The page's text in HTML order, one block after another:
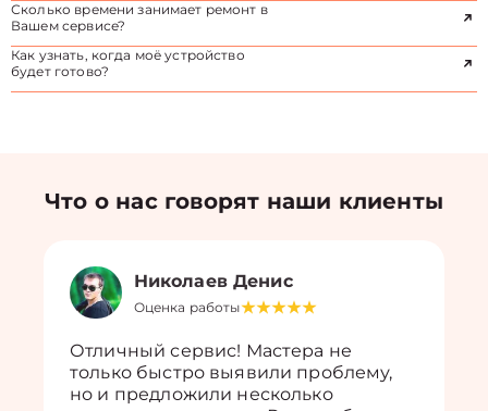
Сколько времени занимает ремонт в
Вашем сервисе?
Как узнать, когда моё устройство
будет готово?
Что о нас говорят наши клиенты
Николаев Денис
Оценка работы
Отличный сервис! Мастера не
только быстро выявили проблему,
но и предложили несколько